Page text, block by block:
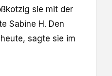
sie mit der
Sabine H. Den
sagte sie im